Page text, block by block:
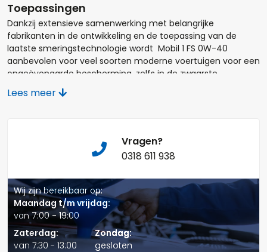
Toepassingen
Dankzij extensieve samenwerking met belangrijke
fabrikanten in de ontwikkeling en de toepassing van de
laatste smeringstechnologie wordt Mobil 1 FS 0W-40
aanbevolen voor veel soorten moderne voertuigen voor een
ongeëvenaarde bescherming, zelfs in de zwaarste
rijomstandigheden.
• Uitstekend presterende motoren
• Meeste bedrijfsomstandigheden, van mild tot extreem
Raadpleeg altijd de eigenaarshandleiding om de aanbevolen
viscositeitsklasse en specificaties van uw specifieke
voertuig te checken.
Lees meer
Vragen?
0318 611 938
Wij zijn bereikbaar op:
Maandag t/m vrijdag:
van 7:00 - 19:00
Zaterdag:
van 7:30 - 13:00
Zondag:
gesloten
Naam*
Verstuur offerte